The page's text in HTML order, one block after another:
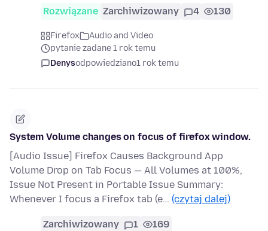
Rozwiązane Zarchiwizowany 4 130
Firefox
Audio and Video
pytanie zadane 1 rok temu
Denysodpowiedziano1 rok temu
System Volume changes on focus of firefox window.
[Audio Issue] Firefox Causes Background App
Volume Drop on Tab Focus — All Volumes at 100%,
Issue Not Present in Portable Issue Summary:
Whenever I focus a Firefox tab (e… (czytaj dalej)
Zarchiwizowany 1 169